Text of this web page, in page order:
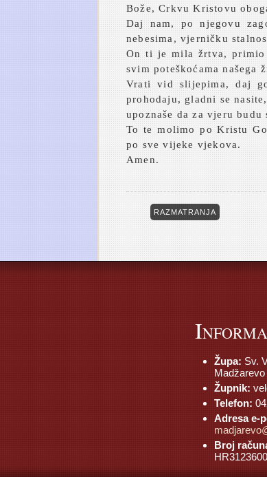
Bože, Crkvu Kristovu
Daj nam, po njegovu
nebesima, vjerničku
On ti je mila žrtva, primio
svim poteškoćama našega
Vrati vid slijepima, daj
prohodaju, gladni se
upoznaše da za vjeru
To te molimo po Kristu
po sve vijeke vjekova.
Amen.
RAZMATRANJA
I
Župa: Sv.
Madžarevo
Župnik:
Telefon:
Adresa e-
Broj